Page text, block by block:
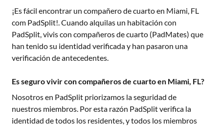
¡Es fácil encontrar un compañero de cuarto en Miami, FL
com PadSplit!. Cuando alquilas un habitación con
PadSplit, vivis con compañeros de cuarto (PadMates) que
han tenido su identidad verificada y han pasaron una
verificación de antecedentes.
Es seguro vivir con compañeros de cuarto en Miami, FL?
Nosotros en PadSplit priorizamos la seguridad de
nuestros miembros. Por esta razón PadSplit verifica la
identidad de todos los residentes, y todos los miembros